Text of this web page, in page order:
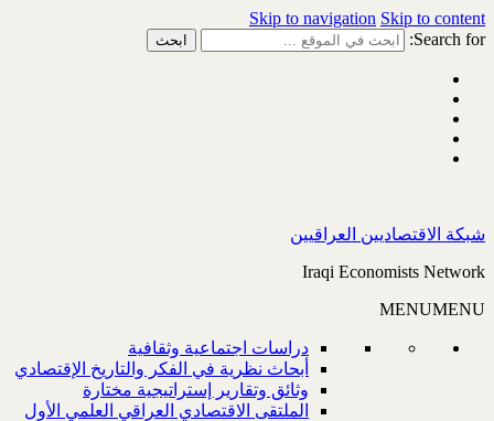
Skip to navigation Skip to content
Search for:
شبكة الاقتصاديين العراقيين
Iraqi Economists Network
MENUMENU
دراسات اجتماعية وثقافية
أبحاث نظرية في الفكر والتاريخ الإقتصادي
وثائق وتقارير إستراتيجية مختارة
الملتقى الاقتصادي العراقي العلمي الأول